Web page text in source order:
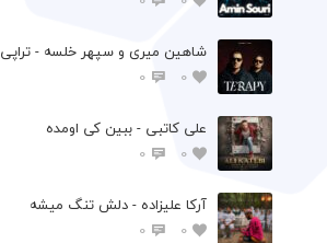
شاهین میری و سپهر خلسه - تراپی
0
0
علی کاتبی - ببین کی اومده
0
0
آرکا علیزاده - دلش تنگ میشه
0
0